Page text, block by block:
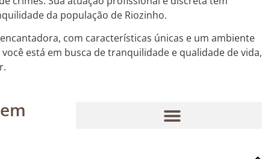
da população de Riozinho.
com características únicas e um ambiente
está em busca de tranquilidade e qualidade de vida,